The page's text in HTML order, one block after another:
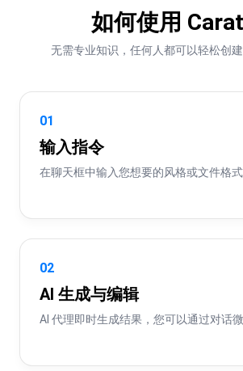
如何使用
无需专业知识，任何人都可以轻松创建
01
输入指令
在聊天框中输入您想要的风格或文件格式
02
AI 生成与编辑
AI 代理即时生成结果，您可以通过对话微